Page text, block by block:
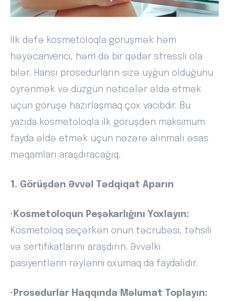
İlk dəfə kosmetoloqla görüşmək həm
həyəcanverici, həm də bir qədər stressli ola
bilər. Hansı prosedurların sizə uyğun olduğunu
öyrənmək və düzgün nəticələr əldə etmək
üçün görüşə hazırlaşmaq çox vacibdir. Bu
yazıda kosmetoloqla ilk görüşdən maksimum
fayda əldə etmək üçün nəzərə alınmalı əsas
məqamları araşdıracağıq.
1. Görüşdən Əvvəl Tədqiqat Aparın
• Kosmetoloqun Peşəkarlığını Yoxlayın:
Kosmetoloq seçərkən onun təcrübəsi, təhsili
və sertifikatlarını araşdırın. Əvvəlki
pasiyentlərin rəylərini oxumaq da faydalıdır.
• Prosedurlar Haqqında Məlumat Toplayın: